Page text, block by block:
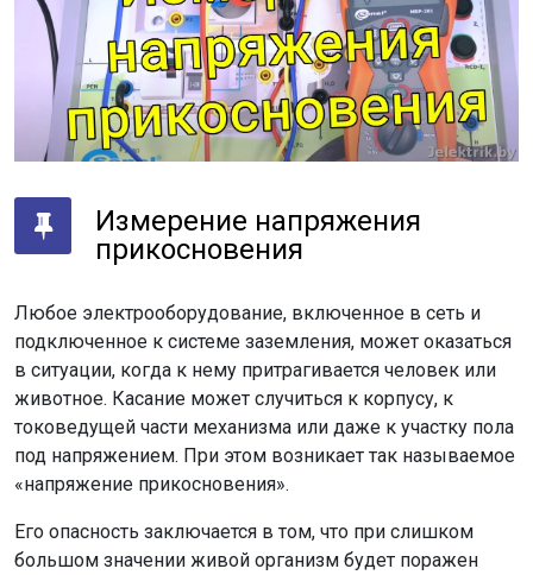
Измерение напряжения
прикосновения
Любое электрооборудование, включенное в сеть и
подключенное к системе заземления, может оказаться
в ситуации, когда к нему притрагивается человек или
животное. Касание может случиться к корпусу, к
токоведущей части механизма или даже к участку пола
под напряжением. При этом возникает так называемое
«напряжение прикосновения».
Его опасность заключается в том, что при слишком
большом значении живой организм будет поражен